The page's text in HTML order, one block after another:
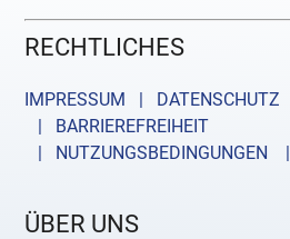
RECHTLICHES
IMPRESSUM |
| BARRIEREFREIHEIT
| NUTZUNGSBEDINGUNGEN
ÜBER UNS